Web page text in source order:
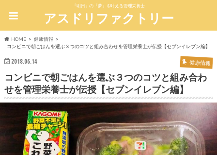
『明日』の『夢』を叶える管理栄養士
アスドリファクトリー
HOME
健康情報
コンビニで朝ごはんを選ぶ３つのコツと組み合わせを管理栄養士が伝授【セブンイレブン編】
2018.06.14 健康情報
コンビニで朝ごはんを選ぶ３つのコツと組み合わ
せを管理栄養士が伝授【セブンイレブン編】